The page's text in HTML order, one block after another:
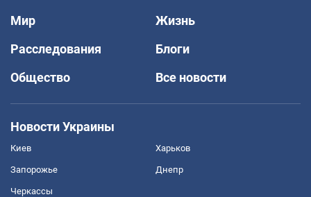
Мир
Жизнь
Расследования
Блоги
Общество
Все новости
Новости Украины
Киев Харьков
Запорожье Днепр
Черкассы